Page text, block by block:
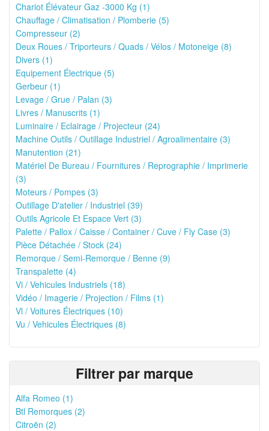
Chariot Élévateur Gaz -3000 Kg (1)
Chauffage / Climatisation / Plomberie (5)
Compresseur (2)
Deux Roues / Triporteurs / Quads / Vélos / Motoneige (8)
Divers (1)
Equipement Électrique (5)
Gerbeur (1)
Levage / Grue / Palan (3)
Livres / Manuscrits (1)
Luminaire / Eclairage / Projecteur (24)
Machine Outils / Outillage Industriel / Agroalimentaire (3)
Manutention (21)
Matériel De Bureau / Fournitures / Reprographie / Imprimerie
(3)
Moteurs / Pompes (3)
Outillage D'atelier / Industriel (39)
Outils Agricole Et Espace Vert (3)
Palette / Pallox / Caisse / Container / Cuve / Fly Case (3)
Pièce Détachée / Stock (24)
Remorque / Semi-Remorque / Benne (9)
Transpalette (4)
Vi / Vehicules Industriels (18)
Vidéo / Imagerie / Projection / Films (1)
Vl / Voitures Électriques (10)
Vu / Vehicules Électriques (8)
Filtrer par marque
Alfa Romeo (1)
Btl Remorques (2)
Citroën (2)